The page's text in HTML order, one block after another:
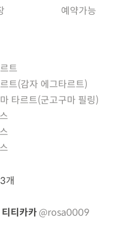
예약가능
트
트(감자 에그타르트)
타르트(군고구마 필링)
3개
티티카카@rosa0009